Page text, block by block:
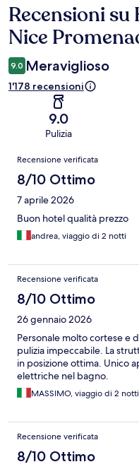
Recensioni
Recensioni su
Nice
9.0 Meraviglioso
1'178 recensioni
9.0
Pulizia
Recensioni
Recensione verificata
8/10 Ottimo
7 aprile 2026
Buon hotel qualità prezzo
andrea, viaggio di 2 notti
Recensione verificata
8/10 Ottimo
26 gennaio 2026
Personale molto cortese e
pulizia impeccabile. La
in posizione ottima. Unico
elettriche nel bagno.
MASSIMO, viaggio di 2 notti
Recensione verificata
8/10 Ottimo